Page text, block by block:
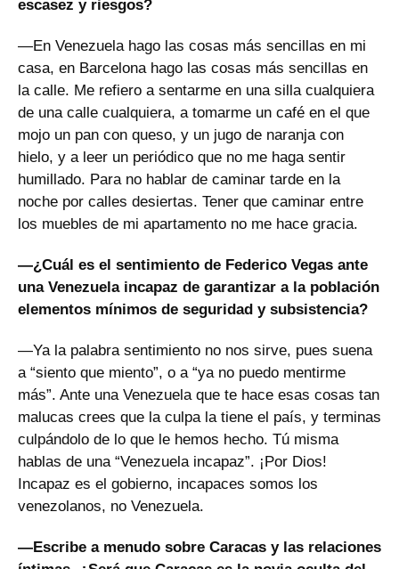
escasez y riesgos?
—En Venezuela hago las cosas más sencillas en mi
casa, en Barcelona hago las cosas más sencillas en
la calle. Me refiero a sentarme en una silla cualquiera
de una calle cualquiera, a tomarme un café en el que
mojo un pan con queso, y un jugo de naranja con
hielo, y a leer un periódico que no me haga sentir
humillado. Para no hablar de caminar tarde en la
noche por calles desiertas. Tener que caminar entre
los muebles de mi apartamento no me hace gracia.
—¿Cuál es el sentimiento de Federico Vegas ante
una Venezuela incapaz de garantizar a la población
elementos mínimos de seguridad y subsistencia?
—Ya la palabra sentimiento no nos sirve, pues suena
a “siento que miento”, o a “ya no puedo mentirme
más”. Ante una Venezuela que te hace esas cosas tan
malucas crees que la culpa la tiene el país, y terminas
culpándolo de lo que le hemos hecho. Tú misma
hablas de una “Venezuela incapaz”. ¡Por Dios!
Incapaz es el gobierno, incapaces somos los
venezolanos, no Venezuela.
—Escribe a menudo sobre Caracas y las relaciones